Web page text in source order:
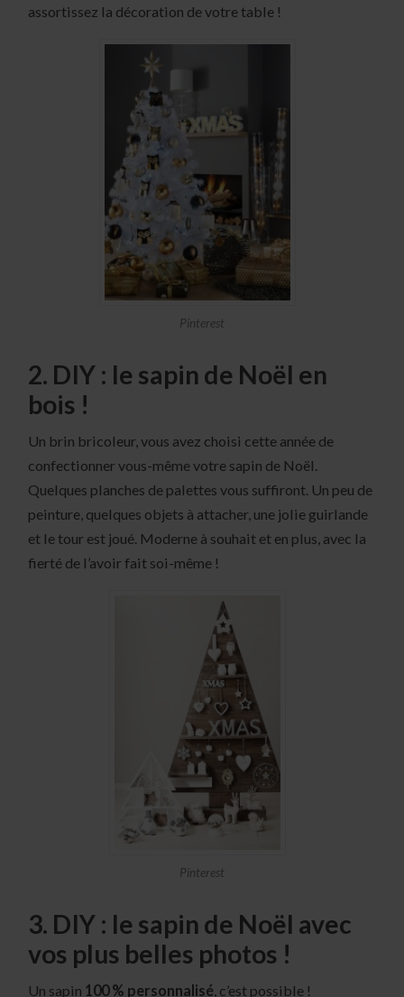
assortissez la décoration de votre table !
Pinterest
2. DIY : le sapin de Noël en
bois !
Un brin bricoleur, vous avez choisi cette année de
confectionner vous-même votre sapin de Noël.
Quelques planches de palettes vous suffiront. Un peu de
peinture, quelques objets à attacher, une jolie guirlande
et le tour est joué. Moderne à souhait et en plus, avec la
fierté de l’avoir fait soi-même !
Pinterest
3. DIY : le sapin de Noël avec
vos plus belles photos !
Un sapin 100 % personnalisé, c’est possible !